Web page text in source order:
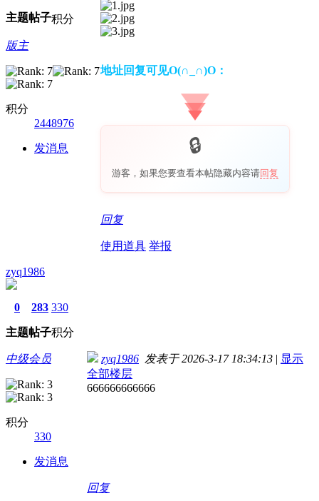
主题帖子积分
版主
积分
2448976
发消息
地址回复可见O(∩_∩)O：
游客，如果您要查看本帖隐藏内容请回复
回复
使用道具 举报
zyq1986
0
主题
283
帖子
330
积分
中级会员
积分
330
发消息
zyq1986 发表于 2026-3-17 18:34:13 | 显示
全部楼层
666666666666
回复